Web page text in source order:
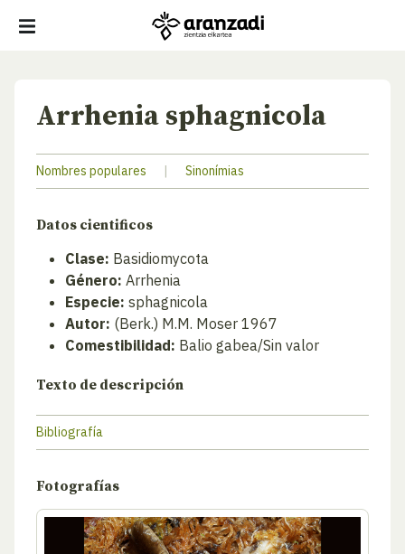
Arrhenia sphagnicola
Nombres populares | Sinonímias
Datos cientificos
Clase: Basidiomycota
Género: Arrhenia
Especie: sphagnicola
Autor: (Berk.) M.M. Moser 1967
Comestibilidad: Balio gabea/Sin valor
Texto de descripción
Bibliografía
Fotografías